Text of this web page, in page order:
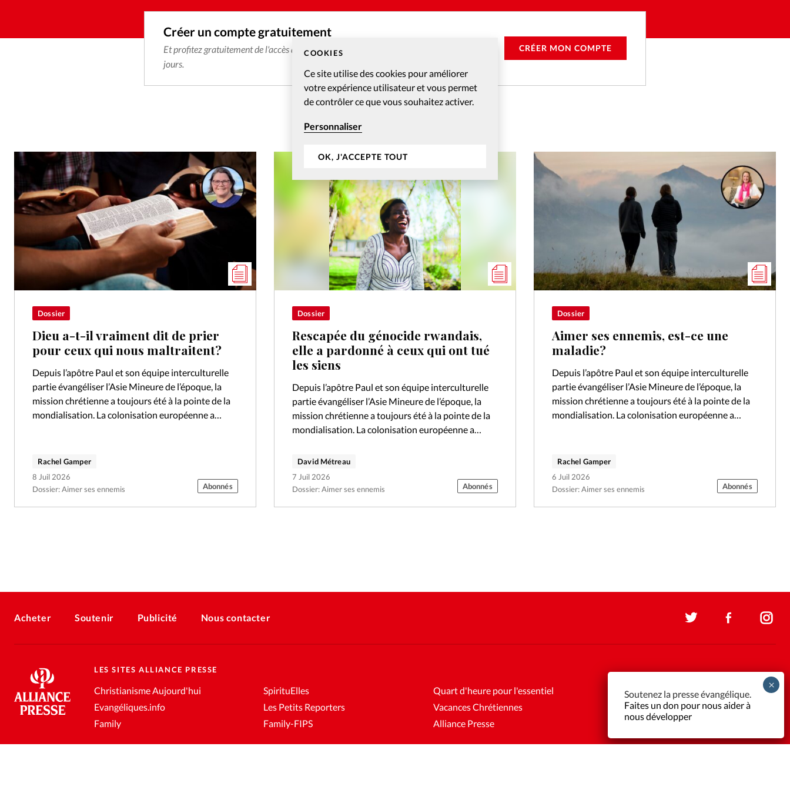
COOKIES
Ce site utilise des cookies pour améliorer
votre expérience utilisateur et vous permet
de contrôler ce que vous souhaitez activer.
Personnaliser
OK, J'ACCEPTE TOUT
Créer un compte gratuitement
Et profitez gratuitement de l'accès aux articles web réservés aux abonnés pendant 14
jours.
CRÉER MON COMPTE
Dossier
Dieu a-t-il vraiment dit de prier
pour ceux qui nous maltraitent?
Depuis l’apôtre Paul et son équipe interculturelle
partie évangéliser l’Asie Mineure de l’époque, la
mission chrétienne a toujours été à la pointe de la
mondialisation. La colonisation européenne a
Dossier: Aimer ses ennemis
Rachel Gamper
8 Juil 2026
Abonnés
Dossier
Rescapée du génocide rwandais,
elle a pardonné à ceux qui ont tué
les siens
Depuis l’apôtre Paul et son équipe interculturelle
partie évangéliser l’Asie Mineure de l’époque, la
mission chrétienne a toujours été à la pointe de la
mondialisation. La colonisation européenne a
Dossier: Aimer ses ennemis
David Métreau
7 Juil 2026
Abonnés
Dossier
Aimer ses ennemis, est-ce une
maladie?
Depuis l’apôtre Paul et son équipe interculturelle
partie évangéliser l’Asie Mineure de l’époque, la
mission chrétienne a toujours été à la pointe de la
mondialisation. La colonisation européenne a
Dossier: Aimer ses ennemis
Rachel Gamper
6 Juil 2026
Abonnés
Acheter Soutenir Publicité Nous contacter
LES SITES ALLIANCE PRESSE
Christianisme Aujourd'hui
Evangéliques.info
Family
SpirituElles
Les Petits Reporters
Family-FIPS
Quart d'heure pour l'essentiel
Vacances Chrétiennes
Alliance Presse
Soutenez la presse évangélique.
Faites un don pour nous aider à
nous développer